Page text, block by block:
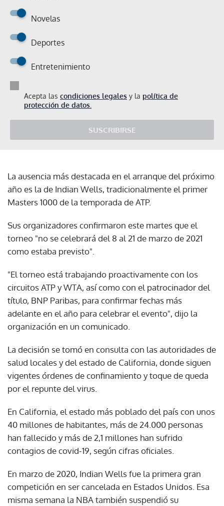
Novelas
Deportes
Entretenimiento
Acepta las condiciones legales y la política de
protección de datos.
SUSCRIBIRSE
La ausencia más destacada en el arranque del próximo
año es la de Indian Wells, tradicionalmente el primer
Masters 1000 de la temporada de ATP.
Sus organizadores confirmaron este martes que el
torneo "no se celebrará del 8 al 21 de marzo de 2021
como estaba previsto".
"El torneo está trabajando proactivamente con los
circuitos ATP y WTA, así como con el patrocinador del
título, BNP Paribas, para confirmar fechas más
adelante en el año para celebrar el evento", dijo la
organización en un comunicado.
La decisión se tomó en consulta con las autoridades de
salud locales y del estado de California, donde siguen
vigentes órdenes de confinamiento y toque de queda
por el repunte del virus.
En California, el estado más poblado del país con unos
40 millones de habitantes, más de 24.000 personas
han fallecido y más de 2,1 millones han sufrido
contagios de covid-19, según cifras oficiales.
En marzo de 2020, Indian Wells fue la primera gran
competición en ser cancelada en Estados Unidos. Esa
misma semana la NBA también suspendió su